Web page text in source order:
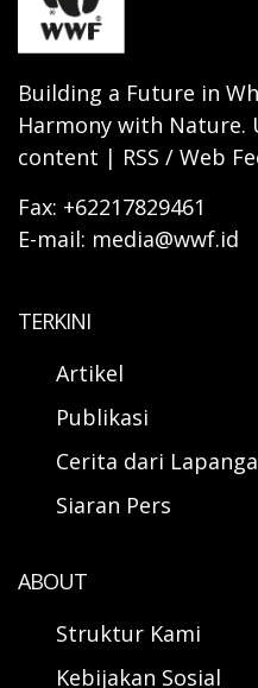
Building a Future in
Harmony with Nature.
content | RSS / Web
Fax: +62217829461
E-mail: media@wwf.id
TERKINI
Artikel
Publikasi
Cerita dari
Siaran Pers
ABOUT
Struktur Kami
Kebijakan Sosial